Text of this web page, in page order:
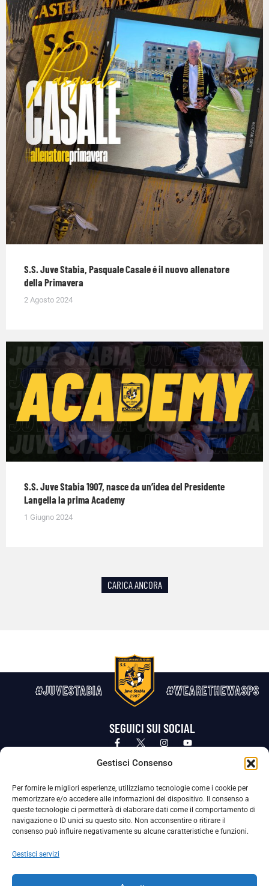
Gestisci Consenso
Per fornire le migliori esperienze, utilizziamo tecnologie come i cookie per
memorizzare e/o accedere alle informazioni del dispositivo. Il consenso a
queste tecnologie ci permetterà di elaborare dati come il comportamento di
navigazione o ID unici su questo sito. Non acconsentire o ritirare il
consenso può influire negativamente su alcune caratteristiche e funzioni.
Gestisci servizi
S.S. Juve Stabia, Pasquale Casale é il nuovo allenatore
della Primavera
2 Agosto 2024
S.S. Juve Stabia 1907, nasce da un’idea del Presidente
Langella la prima Academy
1 Giugno 2024
CARICA ANCORA
#JUVESTABIA #WEARETHEWASPS
SEGUICI SUI SOCIAL
Privacy Policy Cookie Policy
La Società ha nominato il Responsabile della Protezione dei Dati Personali (DPO), figura specializzata che vigila sulle modalità
adottate dalla nostra Società per tutelare i Suoi dati personali.
Per contattare il DPO può scrivere a